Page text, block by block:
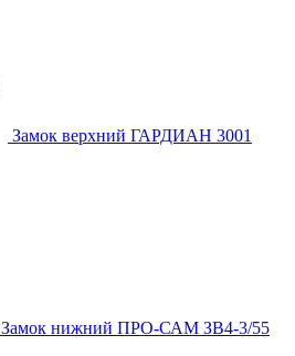
Замок верхний ГАРДИАН 3001
Замок нижний ПРО-САМ ЗВ4-3/55